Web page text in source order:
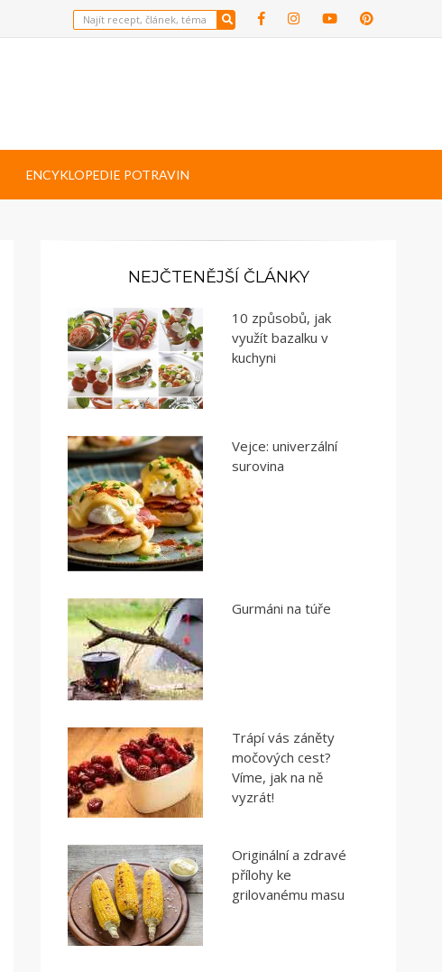
ENCYKLOPEDIE POTRAVIN
NEJČTENĚJŠÍ ČLÁNKY
10 způsobů, jak
využít bazalku v
kuchyni
Vejce: univerzální
surovina
Gurmáni na túře
Trápí vás záněty
močových cest?
Víme, jak na ně
vyzrát!
Originální a zdravé
přílohy ke
grilovanému masu